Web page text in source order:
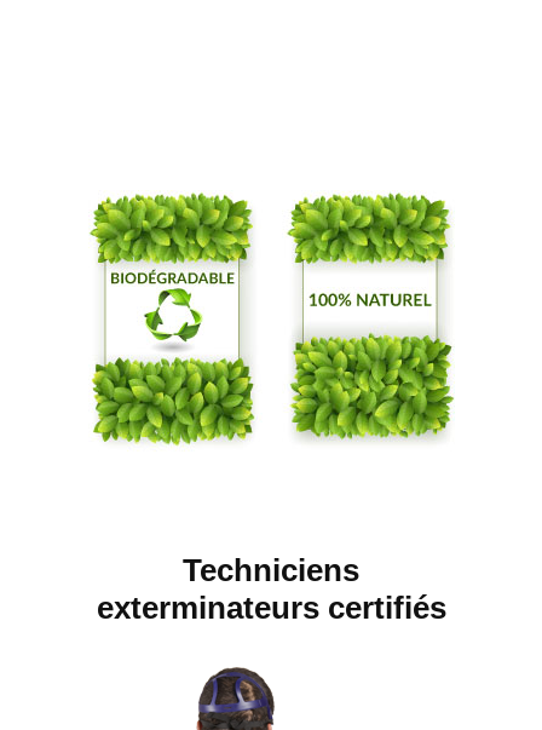
Techniciens
exterminateurs certifiés